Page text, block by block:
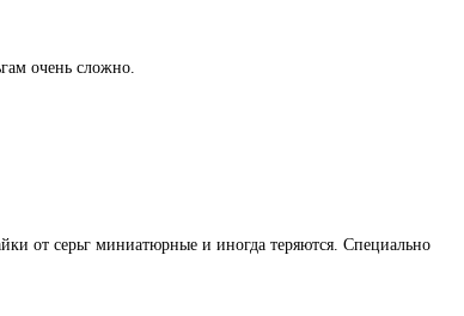
очень сложно.
от серьг миниатюрные и иногда теряются. Специально